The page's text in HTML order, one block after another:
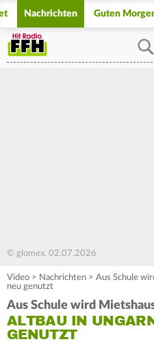
Nachrichten Guten
© glomex, 02.07.2026
Video > Nachrichten > Aus Schule
neu genutzt
Aus Schule wird
ALTBAU IN
GENUTZT